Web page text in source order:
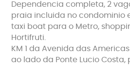
Dependencia completa, 2
praia incluida no condominio
taxi boat para o Metro,
Hortifruti.
KM 1 da Avenida das
ao lado da Ponte Lucio Costa,